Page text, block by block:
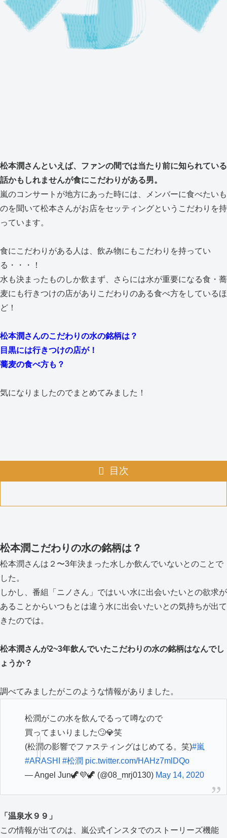
松本潤さんといえば、ファンの間では当たり前に知られている
話かもしれませんが食にこだわりがある男。
嵐のコンサートが地方にあった時には、メンバーに食べたいも
のを聞いて松本さんがお店をセッティングというこだわりを持
っています。
食にこだわりがある人は、飲み物にもこだわりを持ってい
る・・・！
水も決まったものしか飲まず、さらには水が重要になる食・蕎
麦にも行きつけの店がありこだわりのある食べ方をしているほ
ど！
松本潤さんのこだわりの水の銘柄は？
目黒には行きつけの店が！
蕎麦の食べ方も？
気になりましたのでまとめてみました！
目次
松本潤こだわりの水の銘柄は？
松本潤さんは２〜3年決まった水しか飲んでいないとのことで
した。
しかし、番組「ニノさん」ではいい水に出会いたいとの欲求が
あることからいつもとは違う水に出会いたいとの気持ちが出て
きたのでは。
松本潤さんが2~3年飲んでいたこだわりの水の銘柄はなんでし
ょうか？
調べてみましたがこのような情報がありました。
松潤がこの水を飲んでるって噂なので
買ってまいりました🙄💎笑
(松潤の影響でファスティングはじめてる。笑)#嵐
#ARASHI
#松潤 pic.twitter.com/HAHz7mlDQo
— Angel Jun🦖💜🦖 (@08_mrj0130) May 14, 2020
「温泉水９９」
この情報が出てのは、嵐公式インスタでのストーリーズ機能